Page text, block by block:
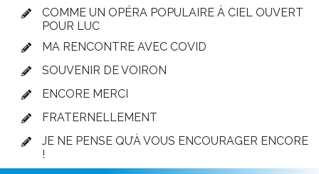
COMME UN OPÉRA POPULAIRE À CIEL OUVERT
POUR LUC
MA RENCONTRE AVEC COVID
SOUVENIR DE VOIRON
ENCORE MERCI
FRATERNELLEMENT
JE NE PENSE QU’À VOUS ENCOURAGER ENCORE
!